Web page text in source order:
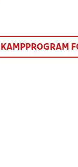
KAMPPROGRAM